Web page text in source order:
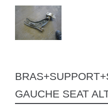
GAUCHE SEAT